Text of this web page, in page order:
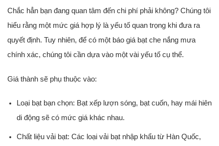
Chắc hẳn bạn đang quan tâm đến chi phí phải không? Chúng tôi
hiểu rằng một mức giá hợp lý là yếu tố quan trọng khi đưa ra
quyết định. Tuy nhiên, để có một báo giá bạt che nắng mưa
chính xác, chúng tôi cần dựa vào một vài yếu tố cụ thể.
Giá thành sẽ phụ thuộc vào:
Loại bạt bạn chọn: Bạt xếp lượn sóng, bạt cuốn, hay mái hiên
di động sẽ có mức giá khác nhau.
Chất liệu vải bạt: Các loại vải bạt nhập khẩu từ Hàn Quốc,